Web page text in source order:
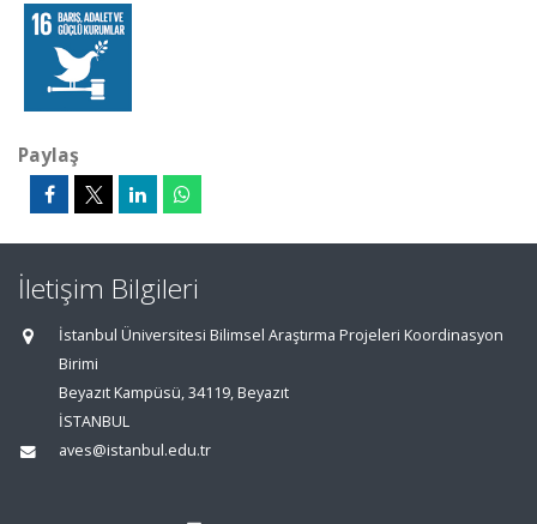
Paylaş
İletişim Bilgileri
İstanbul Üniversitesi Bilimsel Araştırma Projeleri Koordinasyon
Birimi
Beyazıt Kampüsü, 34119, Beyazıt
İSTANBUL
aves@istanbul.edu.tr